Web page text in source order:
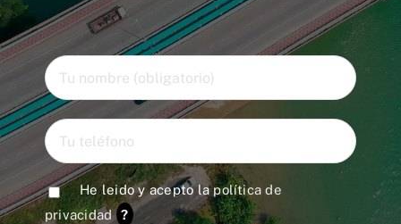
He leido y acepto lapolítica de
privacidad ?